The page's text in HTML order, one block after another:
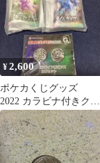
¥2,600
ポケカくじグッズ
2022 カラビナ付きクリ
アポーチとポケモンコ
イン柄ピンズ